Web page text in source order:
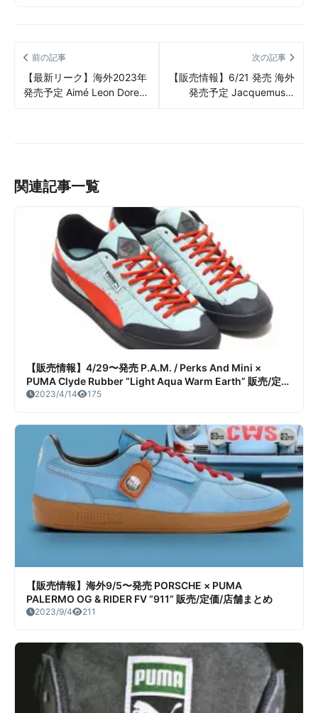
前の記事
【最新リーク】海外2023年
発売予定 Aimé Leon Dore ×
次の記事
【販売情報】6/21 発売 海外
発売予定 Jacquemus ×
関連記事一覧
【販売情報】4/29〜発売 P.A.M. / Perks And Mini ×
PUMA Clyde Rubber “Light Aqua Warm Earth” 販売/定
価/店舗まとめ
2023/4/14 175
【販売情報】海外9/5〜発売 PORSCHE × PUMA
PALERMO OG & RIDER FV “911” 販売/定価/店舗まとめ
2023/9/4 211